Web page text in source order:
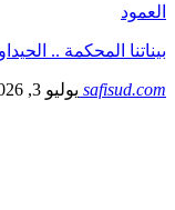
العمود
بيناتنا المحكمة ..
safisud.com يوليو 3, 2026